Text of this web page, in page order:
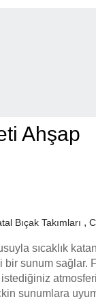
Ahşap
Bıçak Takımları
sıcaklık
sunum sağlar.
sunumlara